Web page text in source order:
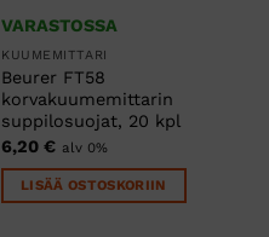
VARASTOSSA
KUUMEMITTARI
Beurer FT58
korvakuumemittarin
suppilosuojat, 20 kpl
6,20€ alv 0%
LISÄÄ OSTOSKORIIN